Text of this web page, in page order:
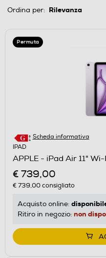
Ordina per:
Permuta
Scheda informativa
IPAD
APPLE - iPad Air 11"
€ 739,00
€ 739,00consigliato
Acquisto online:
Ritiro in negozio: non